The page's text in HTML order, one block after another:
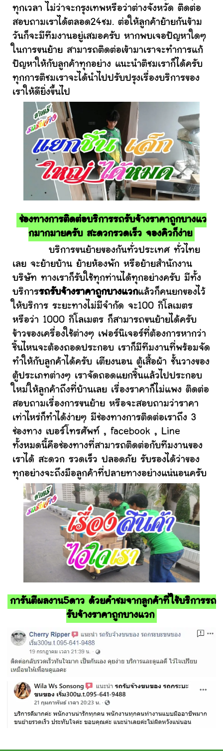
ทุกเวลา ไม่ว่าจะกรุงเทพหรือว่าต่างจังหวัด ติดต่อ
สอบถามเราได้ตลอด24ชม. ต่อให้ลูกค้าย้ายกันข้าม
วันก็จะมีทีมงานอยู่เสมอครับ หากพบเจอปัญหาใดๆ
ในการขนย้าย สามารถติดต่อเข้ามาเราจะทำการแก้
ปัญหาให้กับลูกค้าทุกอย่าง แนะนำติชมเราก็ได้ครับ
ทุกการติชมเราจะได้นำไปปรับปรุงเรื่องบริการของ
เราให้ดียิ่งขึ้นไป
ช่องทางการติดต่อบริการรถรับจ้างราคาถูกบางแว
กมากมายครับ สะดวกรวดเร็ว จองคิวก็ง่าย
บริการขนย้ายของกันทั่วประเทศ ทั่วไทย
เลย จะย้ายบ้าน ย้ายห้องพัก หรือย้ายสำนักงาน
บริษัท ทางเราก็รับใช้ทุกท่านได้ทุกอย่างครับ มีทั้ง
บริการรถรับจ้างราคาถูกบางแวกแล้วก็คนยกของไว้
ให้บริการ ระยะทางไม่มีจำกัด จะ100 กิโลเมตร
หรือว่า 1000 กิโลเมตร ก็สามารถขนย้ายได้ครับ
ข้าวของเครื่องใช้ต่างๆ เฟอร์นิเจอร์ที่ต้องการหากว่า
ชิ้นไหนจะต้องถอดประกอบ เราก็มีทีมงานที่พร้อมจัด
ทำให้กับลูกค้าได้ครับ เตียงนอน ตู้เสื้อผ้า ชั้นวางของ
ตู้ประเภทต่างๆ เราจัดถอดแยกชิ้นแล้วไปประกอบ
ใหม่ให้ลูกค้าถึงที่บ้านเลย เรื่องราคาก็ไม่แพง ติดต่อ
สอบถามเรื่องการขนย้าย หรือจะสอบถามว่าราคา
เท่าไหร่ก็ทำได้ง่ายๆ มีช่องทางการติดต่อเราถึง 3
ช่องทาง เบอร์โทรศัพท์ , facebook , Line
ทั้งหมดนี้คือช่องทางที่สามารถติดต่อกับทีมงานของ
เราได้ สะดวก รวดเร็ว ปลอดภัย รับรองได้ว่าของ
ทุกอย่างจะถึงมือลูกค้าที่ปลายทางอย่างแน่นอนครับ
การันตีผลงาน5ดาว ด้วยคำชมจากลูกค้าที่ใช้บริการรถ
รับจ้างราคาถูกบางแวก